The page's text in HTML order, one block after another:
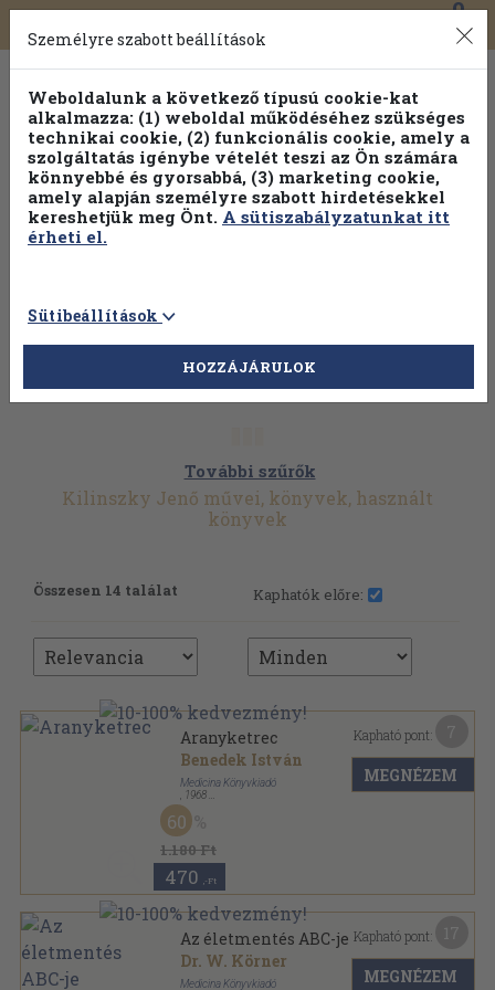
Toggle
navigation
0
Válogasson több mint 1.000.000 kiadványunk közül
100% kedvezménnyel!
További szűrők
Kilinszky Jenő művei, könyvek, használt
könyvek
Összesen 14 találat Kaphatók előre:
Aranyketrec
Benedek István
Medicina Könyvkiadó
1968
Vászon
1.180 Ft
60
470 ,-Ft
Kapható pont:
MEGNÉZEM
Az életmentés ABC-je
Dr. W. Körner
Medicina Könyvkiadó
Kapható pont:
MEGNÉZEM
Személyre szabott beállítások
Weboldalunk a következő típusú cookie-kat
alkalmazza: (1) weboldal működéséhez szükséges
technikai cookie, (2) funkcionális cookie, amely a
szolgáltatás igénybe vételét teszi az Ön számára
könnyebbé és gyorsabbá, (3) marketing cookie,
amely alapján személyre szabott hirdetésekkel
kereshetjük meg Önt. A sütiszabályzatunkat itt
érheti el.
Sütibeállítások
HOZZÁJÁRULOK